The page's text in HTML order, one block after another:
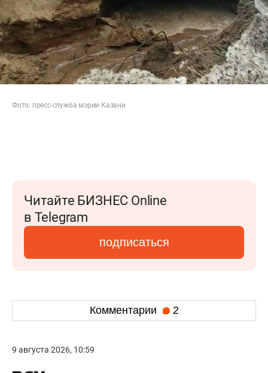
Фото: пресс-служба мэрии Казани
Читайте БИЗНЕС Online
в Telegram
подписаться
Комментарии 2
9 августа 2026, 10:59